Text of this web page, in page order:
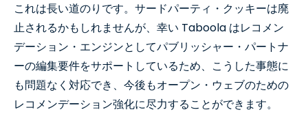
これは長い道のりです。サードパーティ・クッキーは廃
止されるかもしれませんが、幸い Taboola はレコメン
デーション・エンジンとしてパブリッシャー・パートナ
ーの編集要件をサポートしているため、こうした事態に
も問題なく対応でき、今後もオープン・ウェブのための
レコメンデーション強化に尽力することができます。